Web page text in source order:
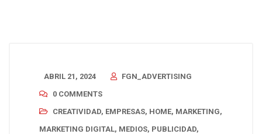
ABRIL 21, 2024
FGN_ADVERTISING
0 COMMENTS
CREATIVIDAD, EMPRESAS, HOME, MARKETING,
MARKETING DIGITAL, MEDIOS, PUBLICIDAD,